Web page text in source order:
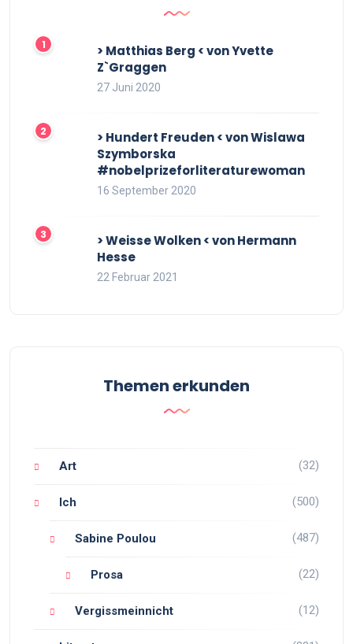
> Matthias Berg < von Yvette
Z`Graggen
27 Juni 2020
> Hundert Freuden < von Wislawa
Szymborska
#nobelprizeforliteraturewoman
16 September 2020
> Weisse Wolken < von Hermann
Hesse
22 Februar 2021
Themen erkunden
Art (32)
Ich (500)
Sabine Poulou (487)
Prosa (22)
Vergissmeinnicht (12)